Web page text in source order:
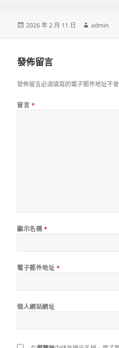
發
2026 年 2 月 11 日
作
admin
發佈留言
發佈留言必須填寫的電子郵件地址不會
留言 *
顯示名稱 *
電子郵件地址 *
個人網站網址